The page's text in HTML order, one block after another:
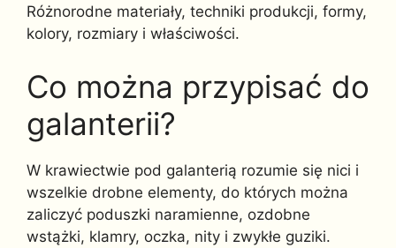
Różnorodne materiały, techniki produkcji, formy,
kolory, rozmiary i właściwości.
Co można przypisać do
galanterii?
W krawiectwie pod galanterią rozumie się nici i
wszelkie drobne elementy, do których można
zaliczyć poduszki naramienne, ozdobne
wstążki, klamry, oczka, nity i zwykłe guziki.